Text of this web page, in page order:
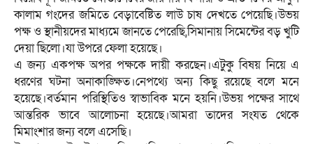
কালাম গংদের জমিতে বেড়াবেষ্টিত লাউ চাষ দেখতে পেয়েছি।উভয়
পক্ষ ও স্থানীয়দের মাধ্যমে জানতে পেরেছি,সিমানায় সিমেন্টের বড় খুটি
দেয়া ছিলো।যা উপরে ফেলা হয়েছে।
এ জন্য একপক্ষ অপর পক্ষকে দায়ী করছেন।এটুকু বিষয় নিয়ে এ
ধরণের ঘটনা অনাকাঙ্ক্ষিত।নেপথ্যে অন্য কিছু রয়েছে বলে মনে
হয়েছে।বর্তমান পরিস্থিতিও স্বাভাবিক মনে হয়নি।উভয় পক্ষের সাথে
আন্তরিক ভাবে আলোচনা হয়েছে।আমরা তাদের সংযত থেকে
মিমাংশার জন্য বলে এসেছি।